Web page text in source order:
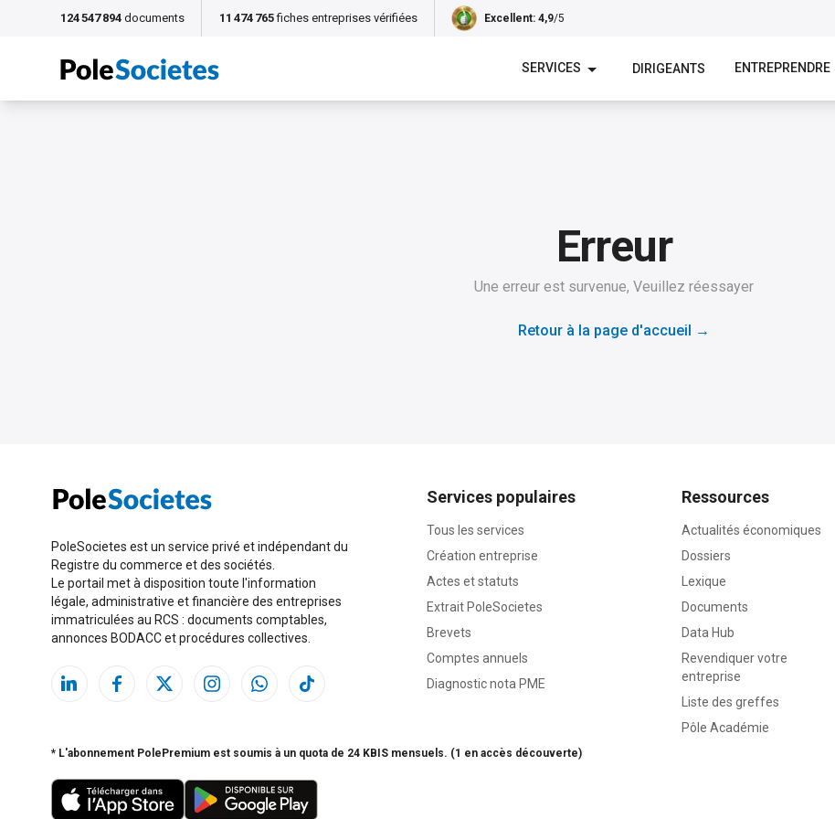
124 547 894 documents 11 474 765 fiches entreprises vérifiées Excellent: 4,9/5
SERVICES DIRIGEANTS ENTREPRENDRE
Erreur
Une erreur est survenue, Veuillez réessayer
Retour à la page d'accueil →
PoleSocietes est un service privé et indépendant du
Registre du commerce et des sociétés.
Le portail met à disposition toute l'information
légale, administrative et financière des entreprises
immatriculées au RCS : documents comptables,
annonces BODACC et procédures collectives.
Services populaires
Tous les services
Création entreprise
Actes et statuts
Extrait PoleSocietes
Brevets
Comptes annuels
Diagnostic nota PME
Ressources
Actualités économiques
Dossiers
Lexique
Documents
Data Hub
Revendiquer votre
entreprise
Liste des greffes
Pôle Académie
* L'abonnement PolePremium est soumis à un quota de 24 KBIS mensuels. (1 en accès découverte)